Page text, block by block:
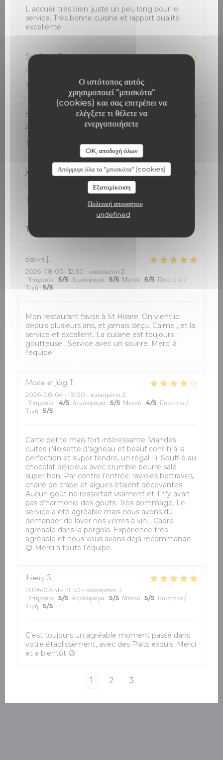
Ο ιστότοπος αυτός
χρησιμοποιεί "μπισκότα"
(cookies) και σας επιτρέπει να
ελέγξετε τι θέλετε να
ενεργοποιήσετε
OK, αποδοχή όλων
Απόρριψε όλα τα "μπισκότα" (cookies)
Εξατομίκευση
Πολιτική απορρήτου
undefined
L accueil très bien .juste un peu long pour le
service. Très bonne cuisine et rapport qualité
excellente
Stéphane B
2026-08-05
Ατμόσφαιρα Μενού
Τιμή
Florence
2026-08-05
- 12:30 - καλεσμένοι 4
Τιμή
Jean-Philippe R
2026-08-05
- 12:30 - καλεσμένοι 2
Ατμόσφαιρα:5/5 Μενού
Τιμή
Très bon accueil. Cuisine de qualité
dawn
2026-08-05 - 12:30 - καλεσμένοι 2
Υπηρεσία : 5/5 Ατμόσφαιρα : 5/5 Μενού : 5/5 Ποιότητα /
Τιμή : 5/5
Mon restaurant favori à St Hilaire. On vient ici
depuis plusieurs ans, et jamais déçu. Calme , et la
service et excellent. La cuisine est toujours
goutteuse . Service avec un sourire. Merci à
l’équipe !
Marie et Jürg
2026-08-04 - 19:00 - καλεσμένοι 2
Υπηρεσία : 4/5 Ατμόσφαιρα : 5/5 Μενού : 4/5 Ποιότητα /
Τιμή : 5/5
Carte petite mais fort intéressante. Viandes
cuites (Noisette d’agneau et beauf confit) à la
perfection et super tendre, un régal :-). Soufflé au
chocolat délicieux avec crumble beurre salé
super bon. Par contre l’entrée: ravioles bettraves,
chaire de crabe et algues étaient décevantes.
Aucun goût ne ressortait vraiment et il n’y avait
pas d’harmonie des goûts. Très dommage. Le
service a été agréable mais nous avons dû
demander de laver nos verres à vin… Cadre
agréable dans la pergola. Expérience très
agréable et nous vous avons déjà recommandé
😉 Merci à toute l’équipe
thierry S
2026-07-31 - 19:30 - καλεσμένοι 3
Υπηρεσία : 5/5 Ατμόσφαιρα : 5/5 Μενού : 5/5 Ποιότητα /
Τιμή : 5/5
C'est toujours un agréable moment passé dans
votre établissement, avec des Plats exquis. Merci
et a bientôt 😉
1 2 3